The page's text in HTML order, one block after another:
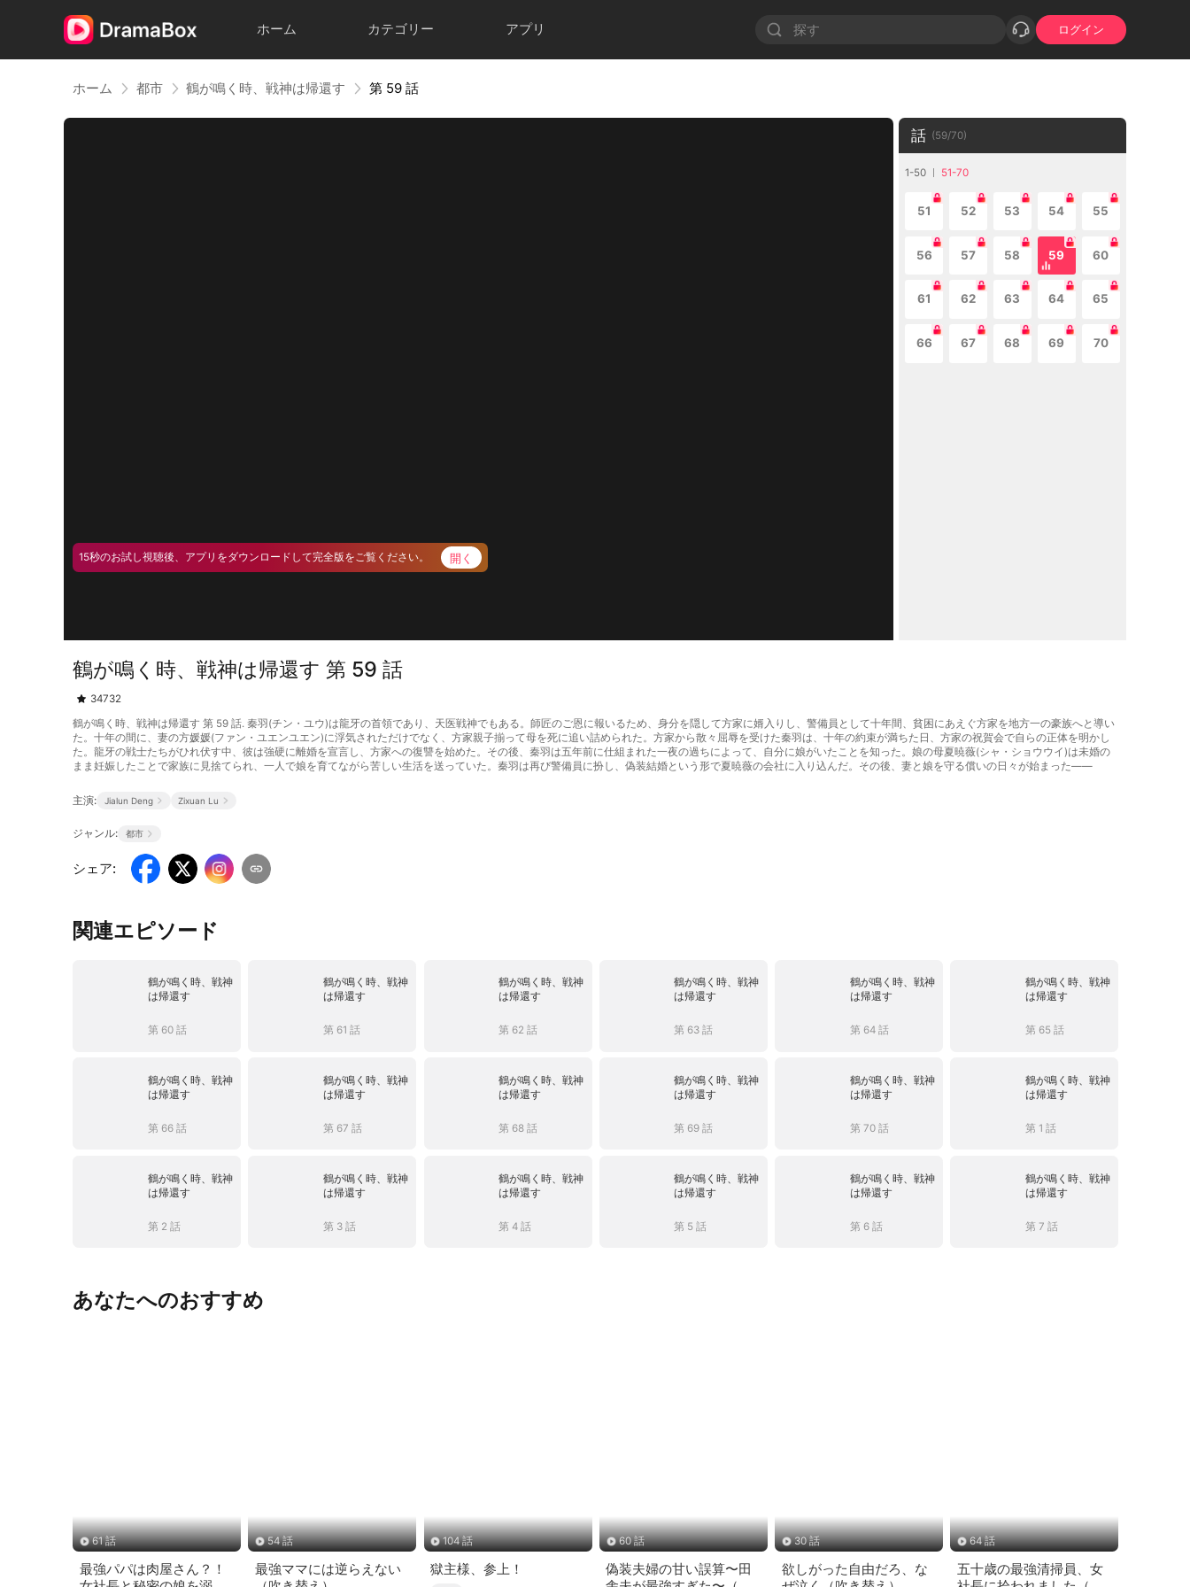
ホーム カテゴリー アプリ ログイン
ホーム 都市 鶴が鳴く時、戦神は帰還す 第 59 話
15秒のお試し視聴後、アプリをダウンロードして完全版をご覧ください。 開く
話 (59/70)
1-50 51-70
51 52 53 54 55
56 57 58 59 60
61 62 63 64 65
66 67 68 69 70
鶴が鳴く時、戦神は帰還す 第 59 話
34732
鶴が鳴く時、戦神は帰還す 第 59 話. 秦羽(チン・ユウ)は龍牙の首領であり、天医戦神でもある。師匠のご恩に報いるため、身分を隠して方家に婿入りし、警備員として十年間、貧困にあえぐ方家を地方一の豪族へと導い
た。十年の間に、妻の方媛媛(ファン・ユエンユエン)に浮気されただけでなく、方家親子揃って母を死に追い詰められた。方家から散々屈辱を受けた秦羽は、十年の約束が満ちた日、方家の祝賀会で自らの正体を明かし
た。龍牙の戦士たちがひれ伏す中、彼は強硬に離婚を宣言し、方家への復讐を始めた。その後、秦羽は五年前に仕組まれた一夜の過ちによって、自分に娘がいたことを知った。娘の母夏暁薇(シャ・ショウウイ)は未婚の
まま妊娠したことで家族に見捨てられ、一人で娘を育てながら苦しい生活を送っていた。秦羽は再び警備員に扮し、偽装結婚という形で夏暁薇の会社に入り込んだ。その後、妻と娘を守る償いの日々が始まった――
主演: Jialun Deng Zixuan Lu
ジャンル: 都市
シェア:
関連エピソード
鶴が鳴く時、戦神
は帰還す
第 60 話
鶴が鳴く時、戦神
は帰還す
第 61 話
鶴が鳴く時、戦神
は帰還す
第 62 話
鶴が鳴く時、戦神
は帰還す
第 63 話
鶴が鳴く時、戦神
は帰還す
第 64 話
鶴が鳴く時、戦神
は帰還す
第 65 話
鶴が鳴く時、戦神
は帰還す
第 66 話
鶴が鳴く時、戦神
は帰還す
第 67 話
鶴が鳴く時、戦神
は帰還す
第 68 話
鶴が鳴く時、戦神
は帰還す
第 69 話
鶴が鳴く時、戦神
は帰還す
第 70 話
鶴が鳴く時、戦神
は帰還す
第 1 話
鶴が鳴く時、戦神
は帰還す
第 2 話
鶴が鳴く時、戦神
は帰還す
第 3 話
鶴が鳴く時、戦神
は帰還す
第 4 話
鶴が鳴く時、戦神
は帰還す
第 5 話
鶴が鳴く時、戦神
は帰還す
第 6 話
鶴が鳴く時、戦神
は帰還す
第 7 話
あなたへのおすすめ
61 話
最強パパは肉屋さん？！
54 話
最強ママには逆らえない
104 話
獄主様、参上！
60 話
偽装夫婦の甘い誤算〜田
30 話
欲しがった自由だろ、な
64 話
五十歳の最強清掃員、女